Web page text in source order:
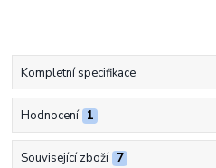
Kompletní specifikace
Hodnocení 1
Související zboží 7